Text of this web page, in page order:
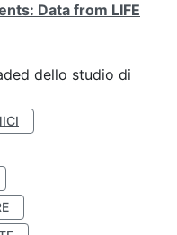
Data from LIFE
dello studio di